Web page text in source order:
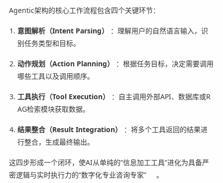
Agentic架构的核心工作流程包含四个关键环节：
意图解析（Intent Parsing）
：理解用户的自然语言输入，识
别任务类型和目标。
动作规划（Action Planning）
：根据任务目标，决定需要调用
哪些工具以及调用顺序。
工具执行（Tool Execution）
：自主调用外部API、数据库或R
AG检索模块获取数据。
结果整合（Result Integration）
：将多个工具返回的结果进
行整合，生成最终输出。
这四步形成一个闭环，使AI从单纯的“信息加工工具”进化为具备严
密逻辑与实时执行力的“数字化专业咨询专家”
。